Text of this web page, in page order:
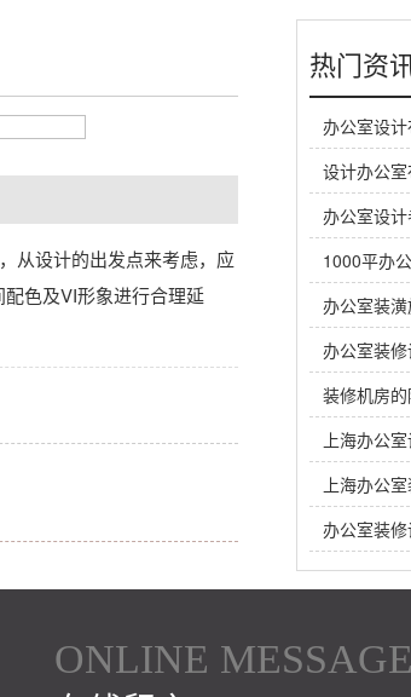
从设计的出发点来考虑，应
色及VI形象进行合理延
热门资
办公室设
办公室设
1000平办
办公室装
办公室装
装修机房
上海办公
上海办公
办公室装
ONLINE MESSAGE